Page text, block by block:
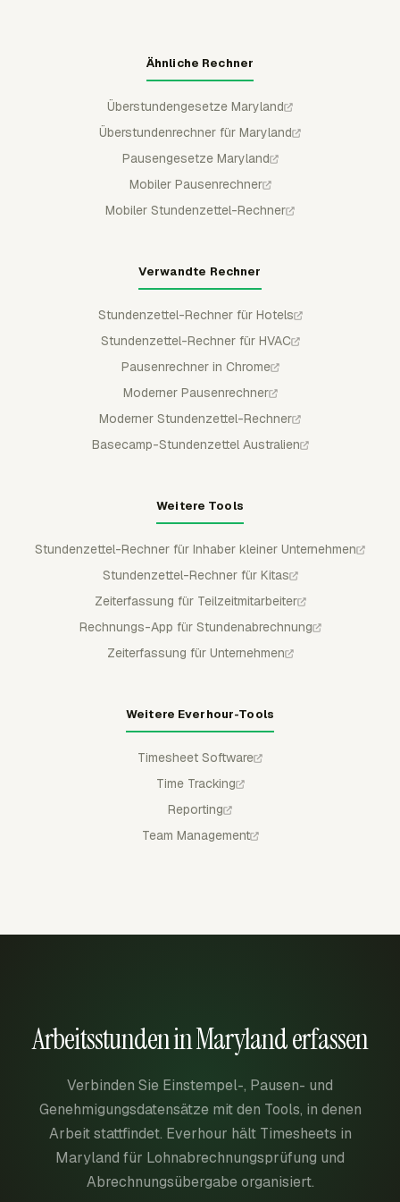
Ähnliche Rechner
Überstundengesetze Maryland
Überstundenrechner für Maryland
Pausengesetze Maryland
Mobiler Pausenrechner
Mobiler Stundenzettel-Rechner
Verwandte Rechner
Stundenzettel-Rechner für Hotels
Stundenzettel-Rechner für HVAC
Pausenrechner in Chrome
Moderner Pausenrechner
Moderner Stundenzettel-Rechner
Basecamp-Stundenzettel Australien
Weitere Tools
Stundenzettel-Rechner für Inhaber kleiner Unternehmen
Stundenzettel-Rechner für Kitas
Zeiterfassung für Teilzeitmitarbeiter
Rechnungs-App für Stundenabrechnung
Zeiterfassung für Unternehmen
Weitere Everhour-Tools
Timesheet Software
Time Tracking
Reporting
Team Management
Arbeitsstunden in Maryland erfassen
Verbinden Sie Einstempel-, Pausen- und
Genehmigungsdatensätze mit den Tools, in denen
Arbeit stattfindet. Everhour hält Timesheets in
Maryland für Lohnabrechnungsprüfung und
Abrechnungsübergabe organisiert.